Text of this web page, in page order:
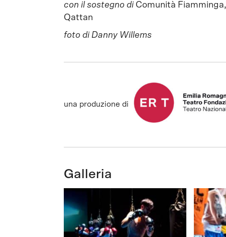
con il sostegno di Comunità
Qattan
foto di Danny Willems
una produzione di
Galleria